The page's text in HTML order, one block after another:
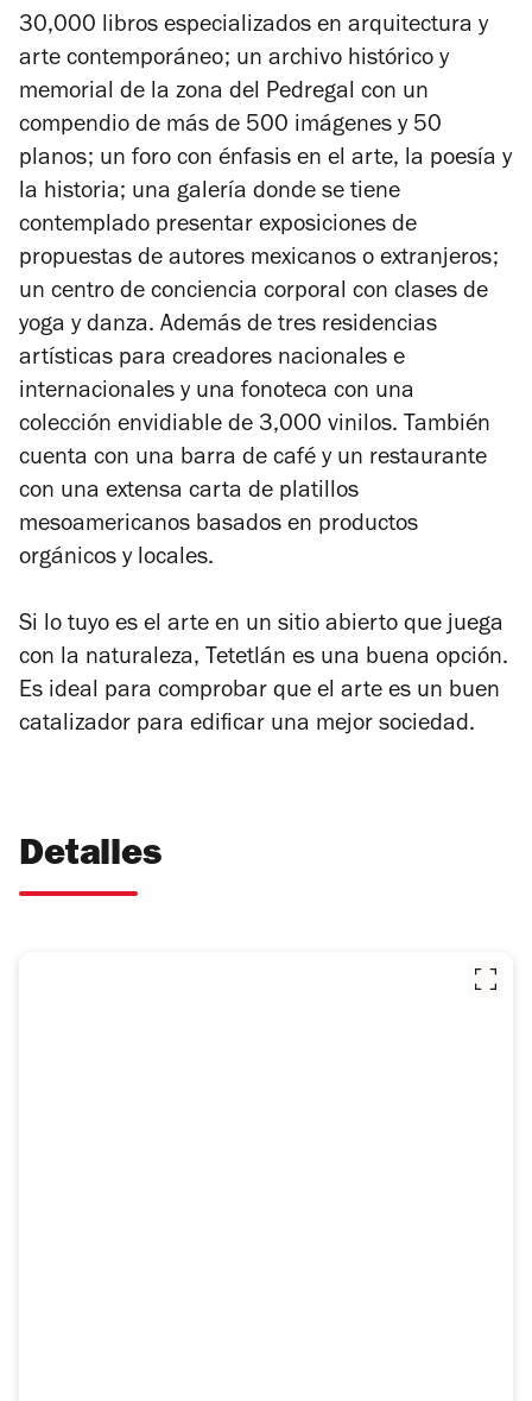
30,000 libros especializados en arquitectura y
arte contemporáneo; un archivo histórico y
memorial de la zona del Pedregal con un
compendio de más de 500 imágenes y 50
planos; un foro con énfasis en el arte, la poesía y
la historia; una galería donde se tiene
contemplado presentar exposiciones de
propuestas de autores mexicanos o extranjeros;
un centro de conciencia corporal con clases de
yoga y danza. Además de tres residencias
artísticas para creadores nacionales e
internacionales y una fonoteca con una
colección envidiable de 3,000 vinilos. También
cuenta con una barra de café y un restaurante
con una extensa carta de platillos
mesoamericanos basados en productos
orgánicos y locales.
Si lo tuyo es el arte en un sitio abierto que juega
con la naturaleza, Tetetlán es una buena opción.
Es ideal para comprobar que el arte es un buen
catalizador para edificar una mejor sociedad.
Detalles